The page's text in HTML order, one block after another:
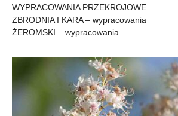
WYPRACOWANIA PRZEKROJOWE
ZBRODNIA I KARA – wypracowania
ŻEROMSKI – wypracowania